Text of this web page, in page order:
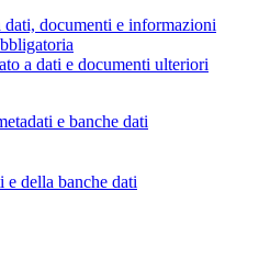
documenti e informazioni
a dati e documenti ulteriori
e banche dati
e della banche dati